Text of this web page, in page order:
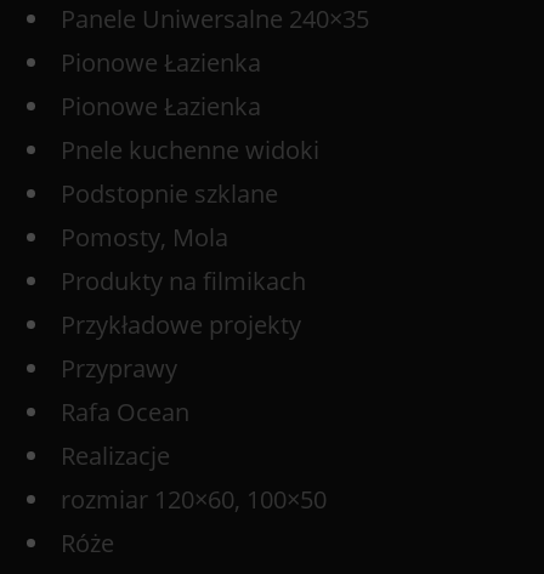
Panele Uniwersalne 240×35
Pionowe Łazienka
Pionowe Łazienka
Pnele kuchenne widoki
Podstopnie szklane
Pomosty, Mola
Produkty na filmikach
Przykładowe projekty
Przyprawy
Rafa Ocean
Realizacje
rozmiar 120×60, 100×50
Róże